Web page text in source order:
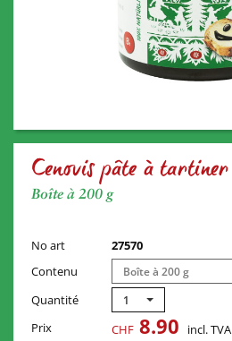
Cenovis pâte à tartiner
Boîte à 200 g
No art
27570
Contenu
Boîte à 200 g
Quantité 1
Prix CHF 8.90 incl. TVA